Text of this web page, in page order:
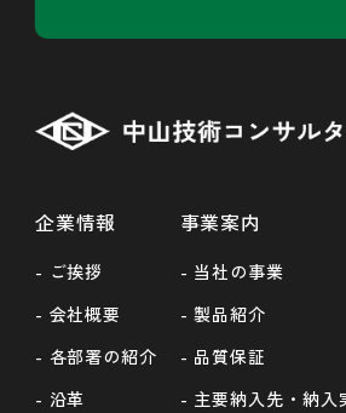
企業情報
- ご挨拶
- 会社概要
- 各部署の紹介
- 沿革
事業案内
- 当社の事業
- 製品紹介
- 品質保証
- 主要納入先・納入